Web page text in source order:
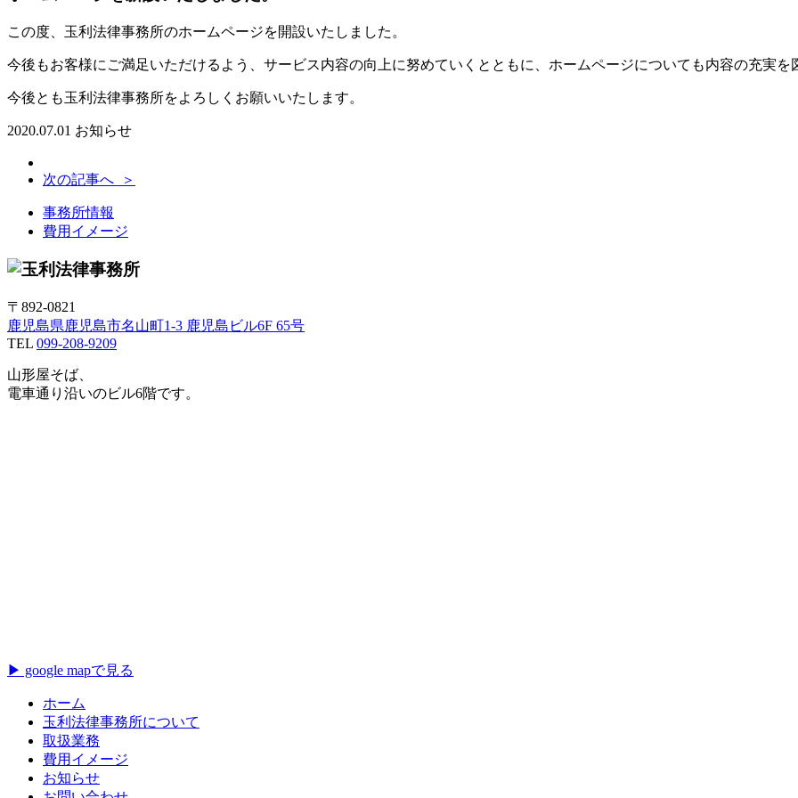
この度、玉利法律事務所のホームページを開設いたしました。
今後もお客様にご満足いただけるよう、サービス内容の向上に努めていくとともに、ホームページについても内容の充実を
今後とも玉利法律事務所をよろしくお願いいたします。
2020.07.01 お知らせ
次の記事へ ＞
事務所情報
費用イメージ
〒892-0821
鹿児島県鹿児島市名山町1-3 鹿児島ビル6F 65号
TEL 099-208-9209
山形屋そば、
電車通り沿いのビル6階です。
▶ google mapで見る
ホーム
玉利法律事務所について
取扱業務
費用イメージ
お知らせ